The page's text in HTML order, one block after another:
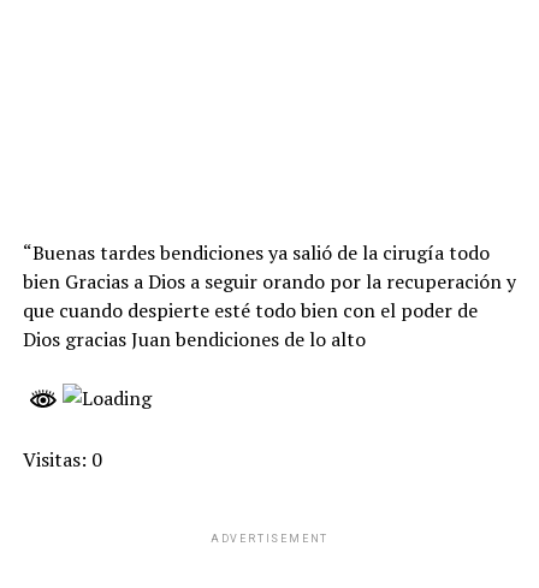
“Buenas tardes bendiciones ya salió de la cirugía todo
bien Gracias a Dios a seguir orando por la recuperación y
que cuando despierte esté todo bien con el poder de
Dios gracias Juan bendiciones de lo alto
Visitas: 0
ADVERTISEMENT